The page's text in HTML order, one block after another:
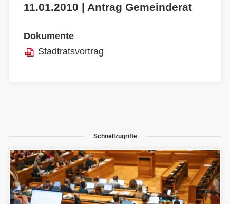
11.01.2010 | Antrag Gemeinderat
Dokumente
Stadtratsvortrag
Schnellzugriffe